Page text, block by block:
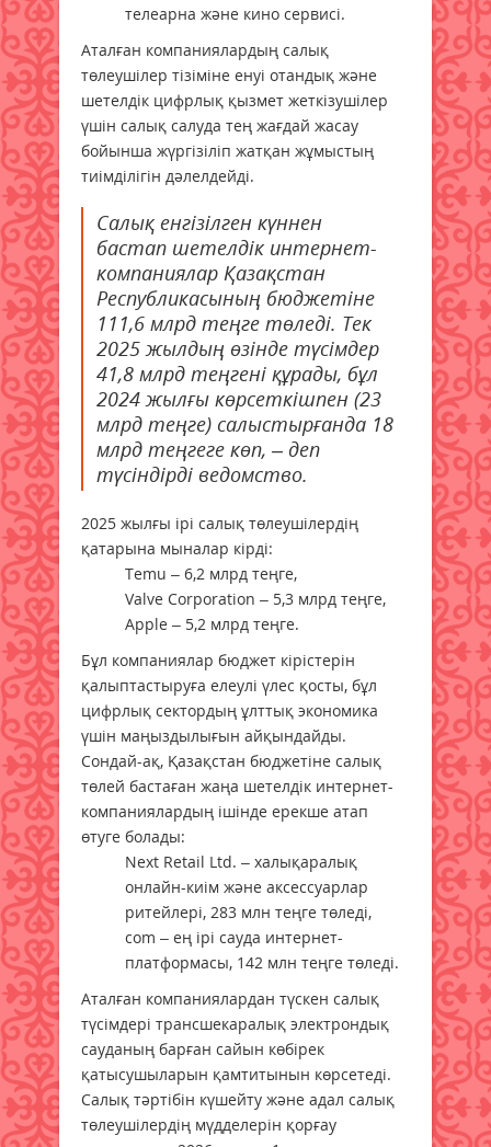
телеарна және кино сервисі.
Аталған компаниялардың салық
төлеушілер тізіміне енуі отандық және
шетелдік цифрлық қызмет жеткізушілер
үшін салық салуда тең жағдай жасау
бойынша жүргізіліп жатқан жұмыстың
тиімділігін дәлелдейді.
Салық енгізілген күннен
бастап шетелдік интернет-
компаниялар Қазақстан
Республикасының бюджетіне
111,6 млрд теңге төледі. Тек
2025 жылдың өзінде түсімдер
41,8 млрд теңгені құрады, бұл
2024 жылғы көрсеткішпен (23
млрд теңге) салыстырғанда 18
млрд теңгеге көп, – деп
түсіндірді ведомство.
2025 жылғы ірі салық төлеушілердің
қатарына мыналар кірді:
Temu – 6,2 млрд теңге,
Valve Corporation – 5,3 млрд теңге,
Apple – 5,2 млрд теңге.
Бұл компаниялар бюджет кірістерін
қалыптастыруға елеулі үлес қосты, бұл
цифрлық сектордың ұлттық экономика
үшін маңыздылығын айқындайды.
Сондай-ақ, Қазақстан бюджетіне салық
төлей бастаған жаңа шетелдік интернет-
компаниялардың ішінде ерекше атап
өтуге болады:
Next Retail Ltd. – халықаралық
онлайн-киім және аксессуарлар
ритейлері, 283 млн теңге төледі,
com – ең ірі сауда интернет-
платформасы, 142 млн теңге төледі.
Аталған компаниялардан түскен салық
түсімдері трансшекаралық электрондық
сауданың барған сайын көбірек
қатысушыларын қамтитынын көрсетеді.
Салық тәртібін күшейту және адал салық
төлеушілердің мүдделерін қорғау